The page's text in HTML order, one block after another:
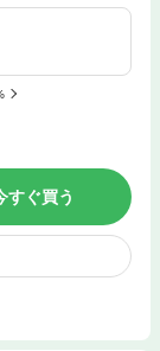
すぐ買う